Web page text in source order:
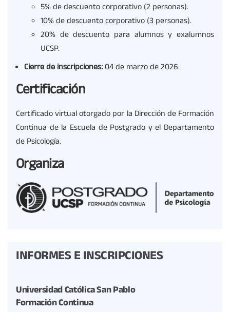
5% de descuento corporativo (2 personas).
10% de descuento corporativo (3 personas).
20% de descuento para alumnos y exalumnos
UCSP.
Cierre de inscripciones:04 de marzo de 2026.
Certificación
Certificado virtual otorgado por la Dirección de Formación
Continua de la Escuela de Postgrado y el Departamento
de Psicología.
Organiza
INFORMES E INSCRIPCIONES
Universidad Católica San Pablo
Formación Continua